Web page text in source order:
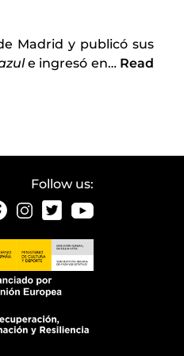
Madrid y publicó sus
e ingresó en… Read
Follow us: